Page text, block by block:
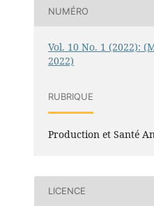
NUMÉRO
Vol. 10 No. 1 (2022):
2022)
RUBRIQUE
Production et Santé
LICENCE